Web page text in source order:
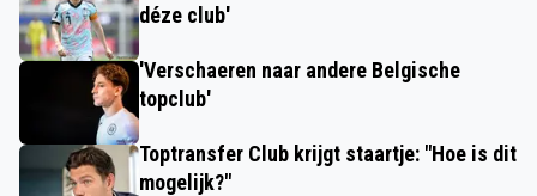
déze club'
'Verschaeren naar andere Belgische
topclub'
Toptransfer Club krijgt staartje: "Hoe is dit
mogelijk?"